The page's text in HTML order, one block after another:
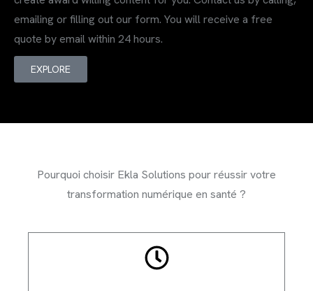
emailing or filling out our form. You will receive a free
quote by email within 24 hours.
EXPLORE
Pourquoi choisir Ekla Solutions pour réussir votre
transformation numérique en santé ?